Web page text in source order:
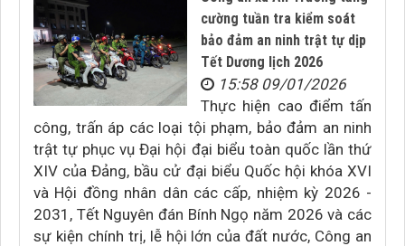
cường tuần tra kiểm soát
bảo đảm an ninh trật tự dịp
Tết Dương lịch 2026
15:58 09/01/2026
Thực hiện cao điểm tấn
công, trấn áp các loại tội phạm, bảo đảm an ninh
trật tự phục vụ Đại hội đại biểu toàn quốc lần thứ
XIV của Đảng, bầu cử đại biểu Quốc hội khóa XVI
và Hội đồng nhân dân các cấp, nhiệm kỳ 2026 -
2031, Tết Nguyên đán Bính Ngọ năm 2026 và các
sự kiện chính trị, lễ hội lớn của đất nước, Công an